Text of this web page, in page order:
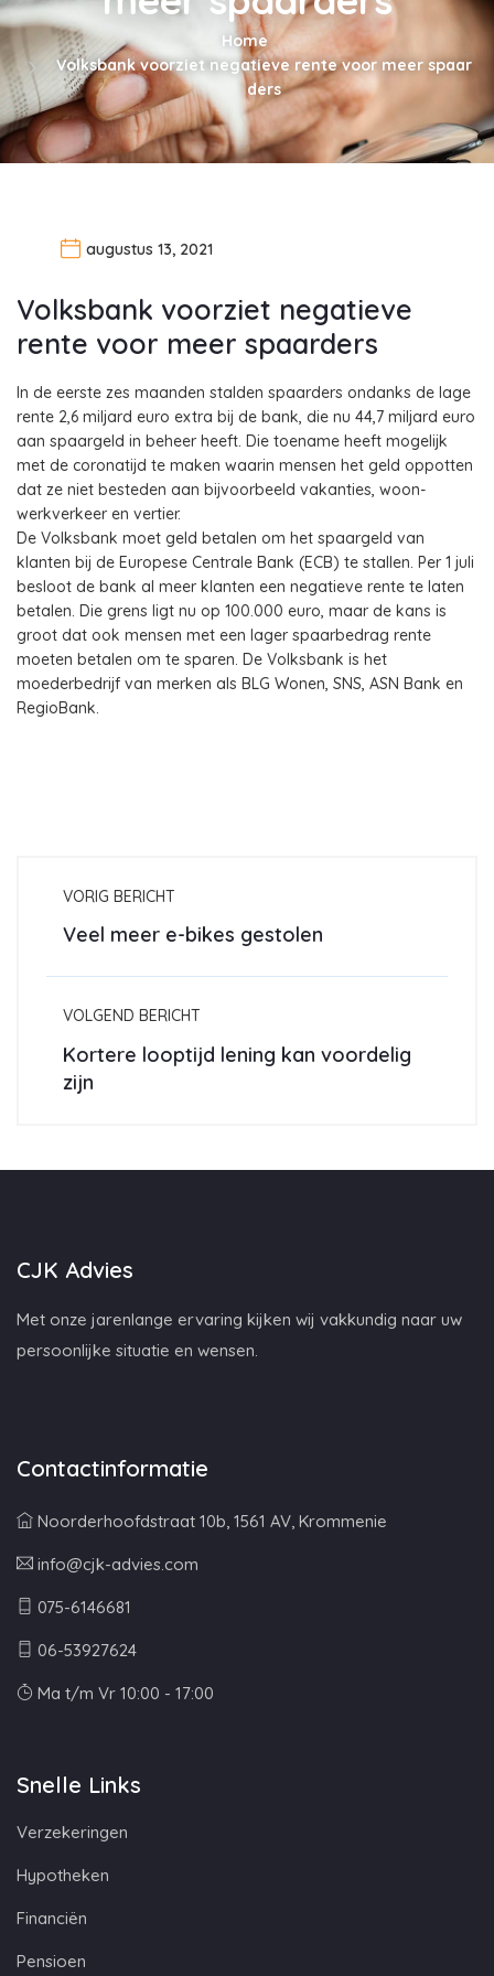
Home
Volksbank voorziet negatieve rente voor meer spaar
ders
augustus 13, 2021
Volksbank voorziet negatieve
rente voor meer spaarders
In de eerste zes maanden stalden spaarders ondanks de lage
rente 2,6 miljard euro extra bij de bank, die nu 44,7 miljard euro
aan spaargeld in beheer heeft. Die toename heeft mogelijk
met de coronatijd te maken waarin mensen het geld oppotten
dat ze niet besteden aan bijvoorbeeld vakanties, woon-
werkverkeer en vertier.
De Volksbank moet geld betalen om het spaargeld van
klanten bij de Europese Centrale Bank (ECB) te stallen. Per 1 juli
besloot de bank al meer klanten een negatieve rente te laten
betalen. Die grens ligt nu op 100.000 euro, maar de kans is
groot dat ook mensen met een lager spaarbedrag rente
moeten betalen om te sparen. De Volksbank is het
moederbedrijf van merken als BLG Wonen, SNS, ASN Bank en
RegioBank.
VORIG BERICHT
Veel meer e-bikes gestolen
VOLGEND BERICHT
Kortere looptijd lening kan voordelig
zijn
CJK Advies
Met onze jarenlange ervaring kijken wij vakkundig naar uw
persoonlijke situatie en wensen.
Contactinformatie
Noorderhoofdstraat 10b, 1561 AV, Krommenie
info@cjk-advies.com
075-6146681
06-53927624
Ma t/m Vr 10:00 - 17:00
Snelle Links
Verzekeringen
Hypotheken
Financiën
Pensioen